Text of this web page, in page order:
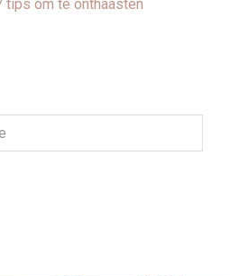
tips om te onthaasten